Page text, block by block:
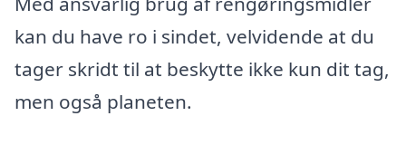
kan du have ro i sindet, velvidende at du
tager skridt til at beskytte ikke kun dit tag,
men også planeten.